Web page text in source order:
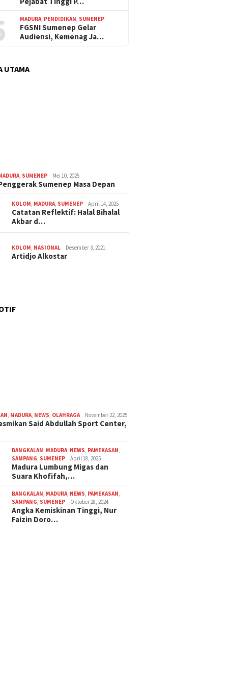
MADURA PENDIDIKAN SUMENEP
FGSNI Sumenep Gelar
Audiensi, Kemenag Ja…
UTAMA
SUMENEP Mei 10, 2025
Sumenep Masa Depan
KOLOM MADURA SUMENEP April 14, 2025
Catatan Reflektif: Halal Bihalal
Akbar d…
KOLOM NASIONAL Desember 3, 2021
Artidjo Alkostar
, MADURA, NEWS, OLAHRAGA November 22, 2025
Said Abdullah Sport Center,
BANGKALAN, MADURA, NEWS, PAMEKASAN,
SAMPANG, SUMENEP April 18, 2025
Madura Lumbung Migas dan
Suara Khofifah,…
BANGKALAN, MADURA, NEWS, PAMEKASAN,
SAMPANG, SUMENEP Oktober 28, 2024
Angka Kemiskinan Tinggi, Nur
Faizin Doro…